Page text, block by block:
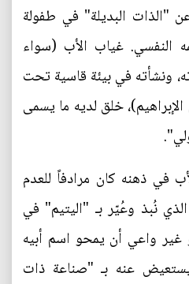
"الذات البديلة" في طفولة
النفسي. غياب الأب (سواء
ونشأته في بيئة قاسية تحت
خلق لديه ما يسمى
في ذهنه كان مرادفاً للعدم
نُبذ وعُيّر بـ "اليتيم" في
غير واعي أن يمحو اسم أبيه
عنه بـ "صناعة ذات